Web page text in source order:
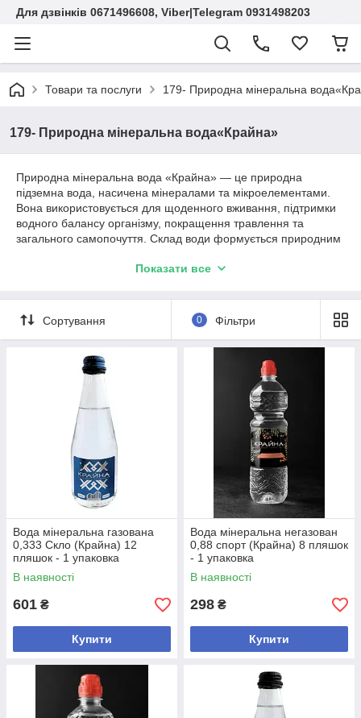
Для дзвінків 0671496608, Viber|Telegram 0931498203
Товари та послуги 179- Природна мінеральна
179- Природна мінеральна вода«Крайна»
Природна мінеральна вода «Крайна» — це природна
підземна вода, насичена мінералами та мікроелементами.
Вона використовується для щоденного вживання, підтримки
водного балансу організму, покращення травлення та
загального самопочуття. Склад води формується природним
їй характерного мінерального складу.
Показати все
Сортування 0 Фільтри
Вода мінеральна газована
0,333 Скло (Крайна) 12
пляшок - 1 упаковка
В наявності
601 ₴
Купити
Вода мінеральна негазован
0,88 спорт (Крайна) 8 пляшок
- 1 упаковка
В наявності
298 ₴
Купити